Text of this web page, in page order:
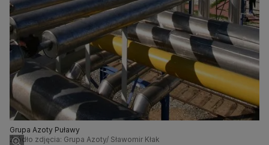
Grupa Azoty Puławy
Źródło zdjęcia: Grupa Azoty/ Sławomir Kłak